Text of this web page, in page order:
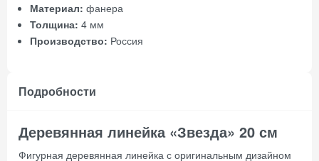
Материал: фанера
Толщина: 4 мм
Производство: Россия
Подробности
Деревянная линейка «Звезда» 20 см
Фигурная деревянная линейка с оригинальным дизайном